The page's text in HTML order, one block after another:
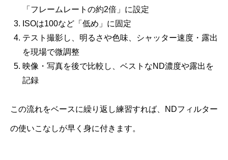
「フレームレートの約2倍」に設定
ISOは100など「低め」に固定
テスト撮影し、明るさや色味、シャッター速度・露出
を現場で微調整
映像・写真を後で比較し、ベストなND濃度や露出を
記録
この流れをベースに繰り返し練習すれば、NDフィルター
の使いこなしが早く身に付きます。